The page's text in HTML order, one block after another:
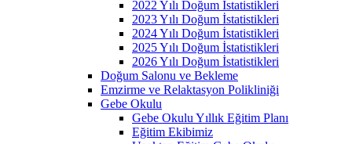
2022 Yılı Doğum İstatistikleri
2023 Yılı Doğum İstatistikleri
2024 Yılı Doğum İstatistikleri
2025 Yılı Doğum İstatistikleri
2026 Yılı Doğum İstatistikleri
Doğum Salonu ve Bekleme
Emzirme ve Relaktasyon Polikliniği
Gebe Okulu
Gebe Okulu Yıllık Eğitim Planı
Eğitim Ekibimiz